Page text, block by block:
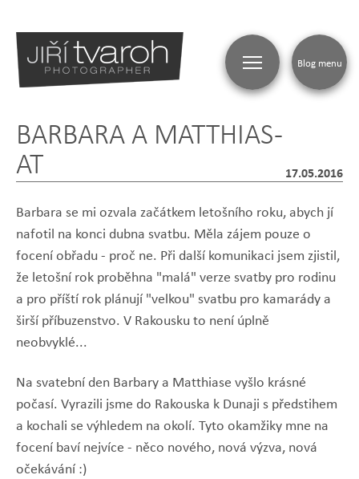
BARBARA A MATTHIAS -
AT
17.05.2016
Barbara se mi ozvala začátkem letošního roku, abych jí
nafotil na konci dubna svatbu. Měla zájem pouze o
focení obřadu - proč ne. Při další komunikaci jsem zjistil,
že letošní rok proběhna "malá" verze svatby pro rodinu
a pro příští rok plánují "velkou" svatbu pro kamarády a
širší příbuzenstvo. V Rakousku to není úplně
neobvyklé...
Na svatební den Barbary a Matthiase vyšlo krásné
počasí. Vyrazili jsme do Rakouska k Dunaji s předstihem
a kochali se výhledem na okolí. Tyto okamžiky mne na
focení baví nejvíce - něco nového, nová výzva, nová
očekávání :)
Blog menu